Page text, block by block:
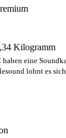
Kilogramm
haben eine
lohnt es